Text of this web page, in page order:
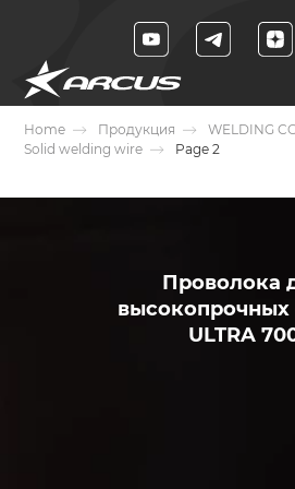
Home Продукция
WELDING
Solid welding wire
Page 2
Проволока
высокопрочных
ULTRA